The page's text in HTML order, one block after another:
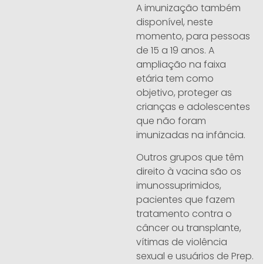
A imunização também
disponível, neste
momento, para pessoas
de 15 a 19 anos. A
ampliação na faixa
etária tem como
objetivo, proteger as
crianças e adolescentes
que não foram
imunizadas na infância.
Outros grupos que têm
direito à vacina são os
imunossuprimidos,
pacientes que fazem
tratamento contra o
câncer ou transplante,
vítimas de violência
sexual e usuários de Prep.